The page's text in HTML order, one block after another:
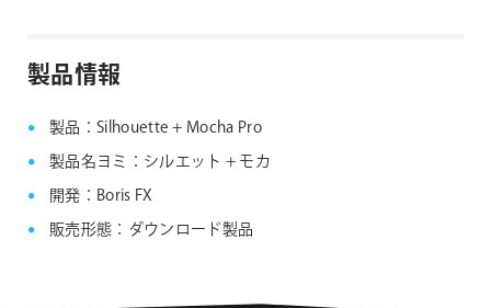
製品情報
製品：Silhouette + Mocha Pro
製品名ヨミ：シルエット + モカ
開発：Boris FX
販売形態：ダウンロード製品